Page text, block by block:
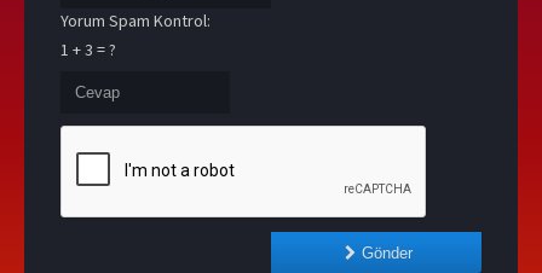
Yorum Spam Kontrol:
1 + 3 = ?
Gönder